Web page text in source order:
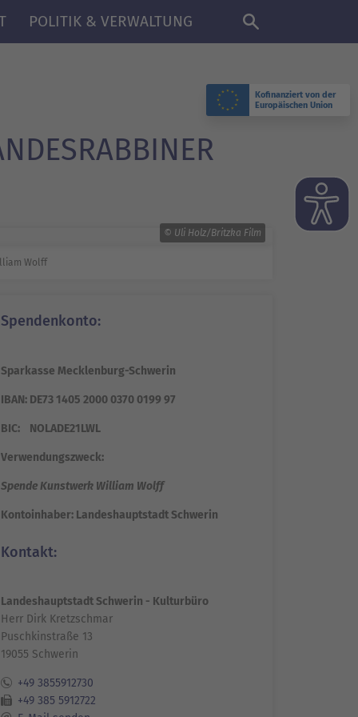
Kofinanziert von der
Europäischen Union
DE
POLITIK & VERWALTUNG
© Uli Holz/Britzka Film
Wolff
Spendenkonto:
Sparkasse Mecklenburg-Schwerin
IBAN: DE73 1405 2000 0370 0199 97
BIC: NOLADE21LWL
Verwendungszweck:
Spende Kunstwerk William Wolff
Kontoinhaber: Landeshauptstadt Schwerin
Kontakt:
Landeshauptstadt Schwerin - Kulturbüro
Herr Dirk Kretzschmar
Puschkinstraße 13
19055 Schwerin
+49 3855912730
+49 385 5912722